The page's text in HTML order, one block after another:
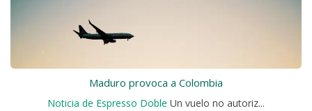
Maduro provoca a Colombia
Noticia de Espresso Doble Un vuelo no autoriz...